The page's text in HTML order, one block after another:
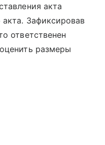
акта
Зафиксировав
ответственен
размеры